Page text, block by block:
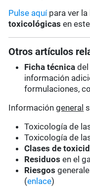
Pulse aquípara ver la
toxicológicas en
Otros artículos
Ficha técnica
información
formulaciones,
Informacióngeneral
Toxicología de
Toxicología de
Clases de
Residuos en el
Riesgos
(enlace)